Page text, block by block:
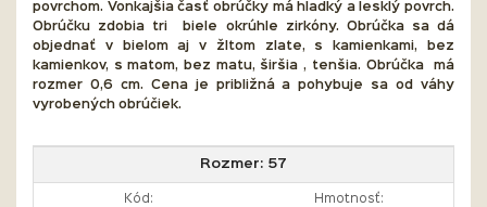
povrchom. Vonkajšia časť obrúčky má hladký a lesklý povrch.
Obrúčku zdobia tri biele okrúhle zirkóny. Obrúčka sa dá
objednať v bielom aj v žltom zlate, s kamienkami, bez
kamienkov, s matom, bez matu, širšia , tenšia. Obrúčka má
rozmer 0,6 cm. Cena je približná a pohybuje sa od váhy
vyrobených obrúčiek.
Rozmer: 57
Kód:
Hmotnosť: